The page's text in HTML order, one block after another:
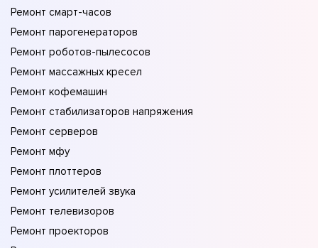
Ремонт смарт-часов
Ремонт парогенераторов
Ремонт роботов-пылесосов
Ремонт массажных кресел
Ремонт кофемашин
Ремонт стабилизаторов напряжения
Ремонт серверов
Ремонт мфу
Ремонт плоттеров
Ремонт усилителей звука
Ремонт телевизоров
Ремонт проекторов